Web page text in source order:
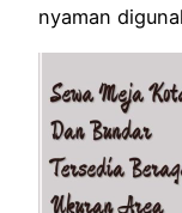
nyaman